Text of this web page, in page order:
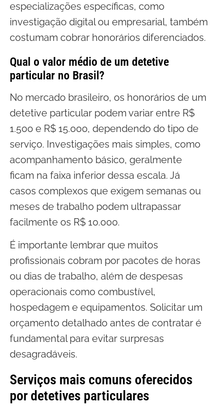
especializações específicas, como
investigação digital ou empresarial, também
costumam cobrar honorários diferenciados.
Qual o valor médio de um detetive
particular no Brasil?
No mercado brasileiro, os honorários de um
detetive particular podem variar entre R$
1.500 e R$ 15.000, dependendo do tipo de
serviço. Investigações mais simples, como
acompanhamento básico, geralmente
ficam na faixa inferior dessa escala. Já
casos complexos que exigem semanas ou
meses de trabalho podem ultrapassar
facilmente os R$ 10.000.
É importante lembrar que muitos
profissionais cobram por pacotes de horas
ou dias de trabalho, além de despesas
operacionais como combustível,
hospedagem e equipamentos. Solicitar um
orçamento detalhado antes de contratar é
fundamental para evitar surpresas
desagradáveis.
Serviços mais comuns oferecidos
por detetives particulares